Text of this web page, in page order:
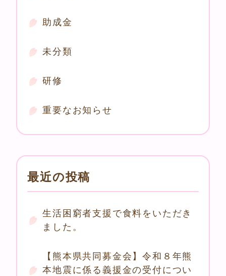
助成金
未分類
研修
重要なお知らせ
最近の投稿
生活困窮者支援で食料をいただき
ました。
【熊本県共同募金会】令和８年熊
本地震に係る義援金の受付につい